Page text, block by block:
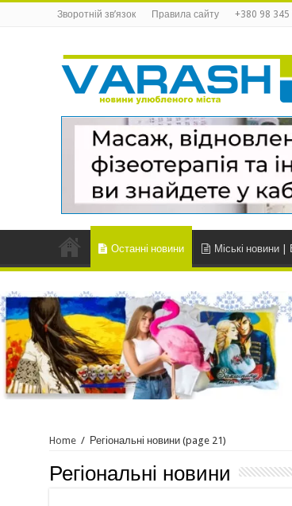
Зворотній зв’язок Правила сайту +380 98
Останні новини Міські новини
Home / Регіональні новини (page 21)
Регіональні новини